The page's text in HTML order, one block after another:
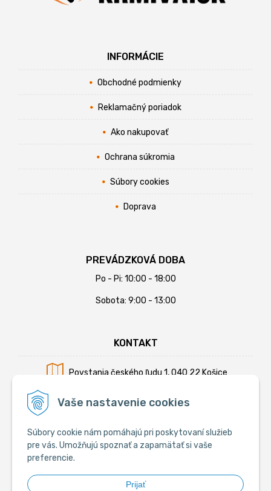
Vaše nastavenie cookies
Súbory cookie nám pomáhajú pri poskytovaní služieb
pre vás. Umožňujú spoznať a zapamätať si vaše
preferencie.
Prijať
INFORMÁCIE
Obchodné podmienky
Reklamačný poriadok
Ako nakupovať
Ochrana súkromia
Súbory cookies
Doprava
PREVÁDZKOVÁ DOBA
Po - Pi: 10:00 - 18:00
Sobota: 9:00 - 13:00
KONTAKT
Povstania českého ľudu 1, 040 22 Košice
Mobil:+421 902 794 355
E-mail:info@krmiva.sk